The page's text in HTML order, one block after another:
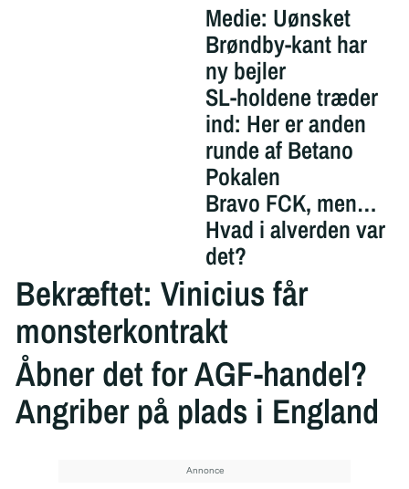
Medie: Uønsket
Brøndby-kant har
ny bejler
SL-holdene træder
ind: Her er anden
runde af Betano
Pokalen
Bravo FCK, men…
Hvad i alverden var
det?
Bekræftet: Vinicius får
monsterkontrakt
Åbner det for AGF-handel?
Angriber på plads i England